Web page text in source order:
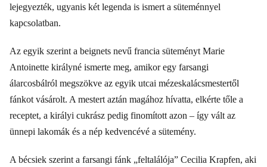
lejegyezték, ugyanis két legenda is ismert a süteménnyel
kapcsolatban.
Az egyik szerint a beignets nevű francia süteményt Marie
Antoinette királyné ismerte meg, amikor egy farsangi
álarcosbálról megszökve az egyik utcai mézeskalácsmestertől
fánkot vásárolt. A mestert aztán magához hívatta, elkérte tőle a
receptet, a királyi cukrász pedig finomított azon – így vált az
ünnepi lakomák és a nép kedvencévé a sütemény.
A bécsiek szerint a farsangi fánk „feltalálója” Cecilia Krapfen, aki